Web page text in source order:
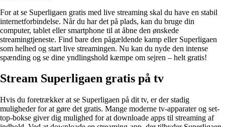
For at se Superligaen gratis med live streaming skal du have en stabil
internetforbindelse. Når du har det på plads, kan du bruge din
computer, tablet eller smartphone til at åbne den ønskede
streamingtjeneste. Find bare den pågældende kamp eller Superligaen
som helhed og start live streamingen. Nu kan du nyde den intense
spænding og se dine yndlingshold kæmpe om sejren – helt gratis!
Stream Superligaen gratis på tv
Hvis du foretrækker at se Superligaen på dit tv, er der stadig
muligheder for at gøre det gratis. Mange moderne tv-apparater og set-
top-bokse giver dig mulighed for at downloade apps til streaming af